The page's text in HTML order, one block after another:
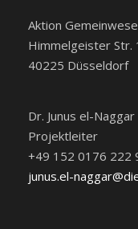
Aktion
Himmelgeister Str.
40225 Düsseldorf
Dr. Junus el-Naggar
Projektleiter
+49 152 0176 222
junus.el-